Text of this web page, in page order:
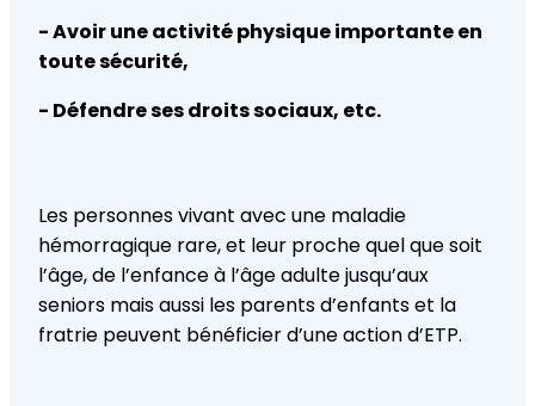
- Avoir une activité physique importante en
toute sécurité,
- Défendre ses droits sociaux, etc.
Les personnes vivant avec une maladie
hémorragique rare, et leur proche quel que soit
l’âge, de l’enfance à l’âge adulte jusqu’aux
seniors mais aussi les parents d’enfants et la
fratrie peuvent bénéficier d’une action d’ETP.